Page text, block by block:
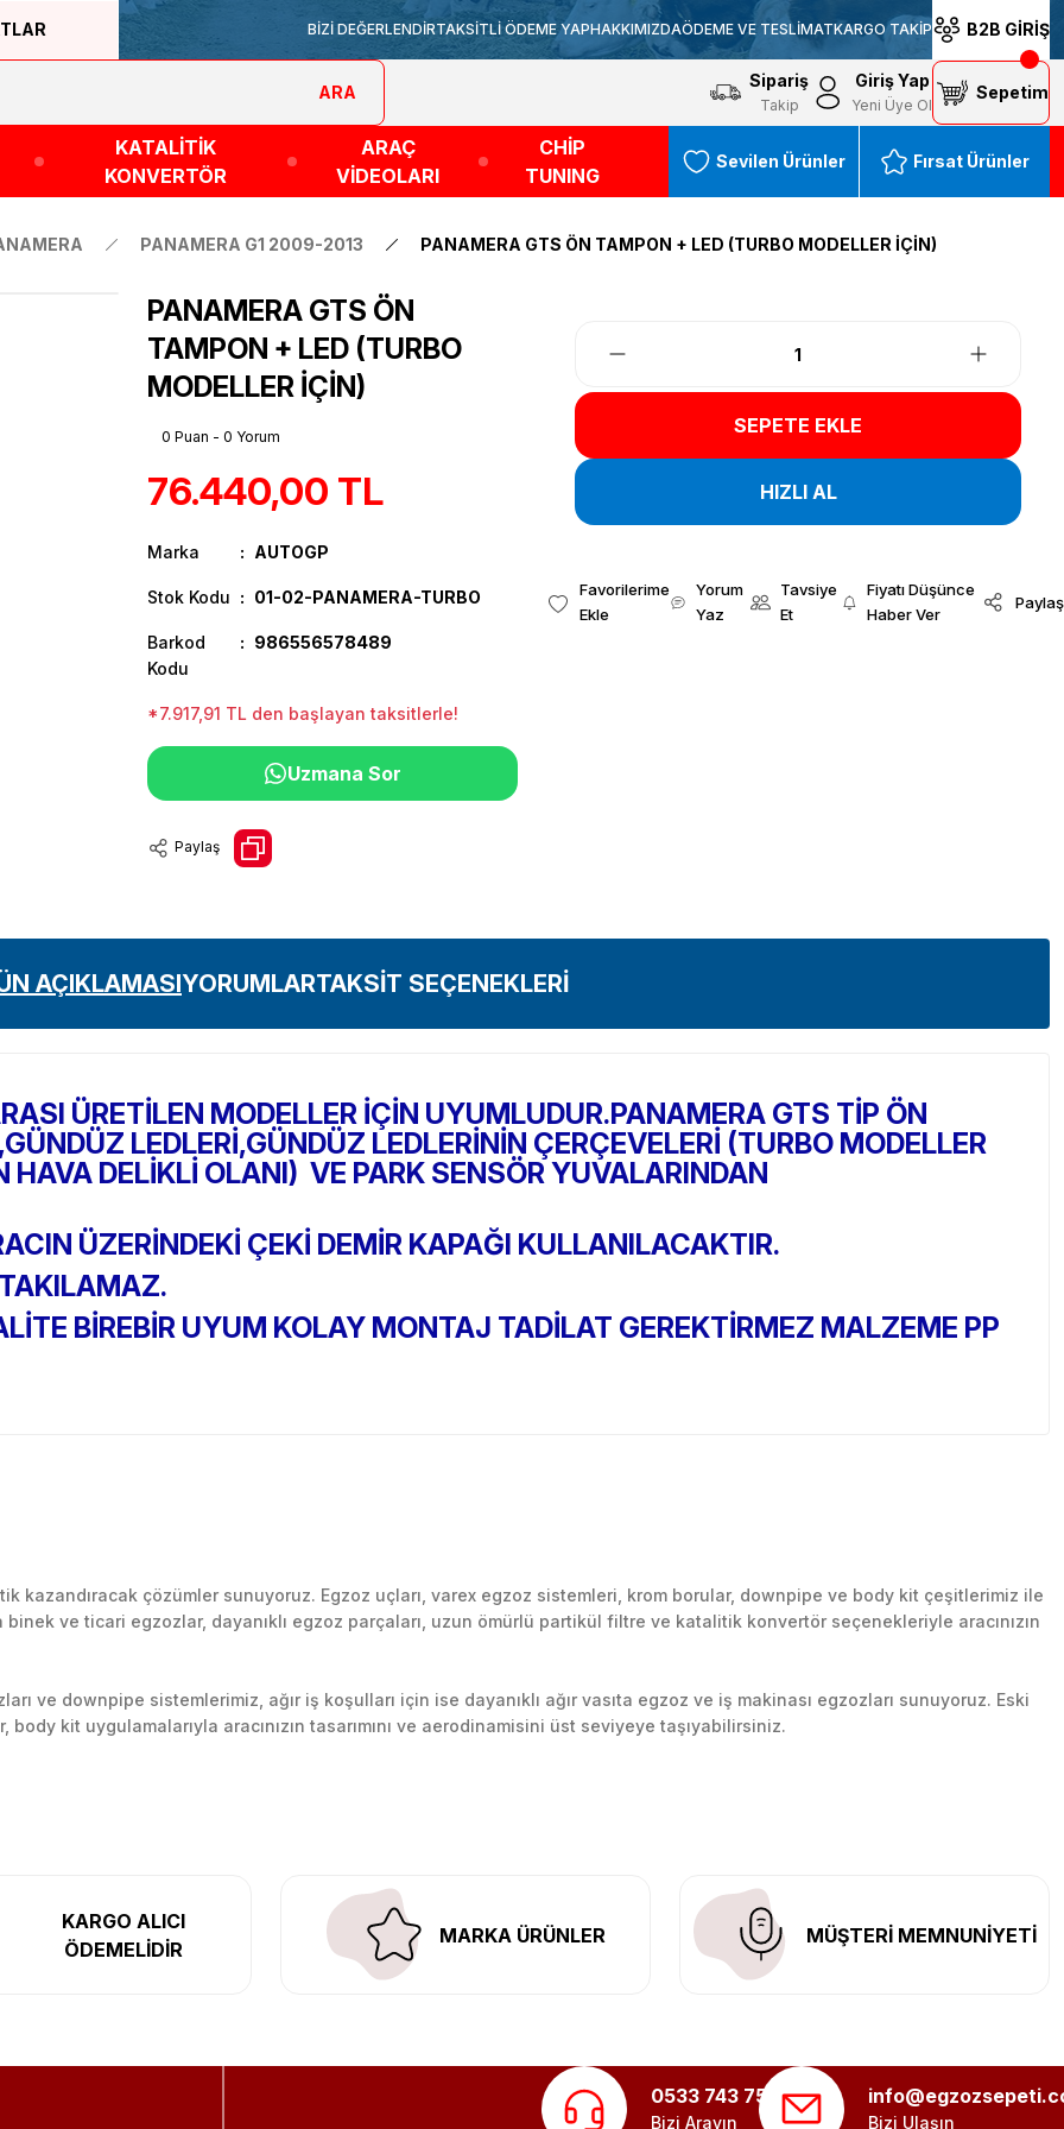
BİZİ DEĞERLENDİRTAKSİTLİ ÖDEME YAPHAKKIMIZDAÖDEME VE TESLİMATKARGO TAKİP B2B GİRİŞ
ARA
Sipariş
Takip
Giriş Yap
Yeni Üye Ol
Sepetim
KATALİTİK
KONVERTÖR
ARAÇ
VİDEOLARI
CHİP
TUNING
Sevilen Ürünler Fırsat Ürünler
PANAMERA G1 2009-2013 PANAMERA GTS ÖN TAMPON + LED (TURBO MODELLER İÇİN)
PANAMERA GTS ÖN
TAMPON + LED (TURBO
MODELLER İÇİN)
0 Puan - 0 Yorum
76.440,00 TL
Marka AUTOGP
Stok Kodu 01-02-PANAMERA-TURBO
Barkod
Kodu
986556578489
*7.917,91 TL den başlayan taksitlerle!
Uzmana Sor
Paylaş
SEPETE EKLE
HIZLI AL
Yorum
Yaz
Tavsiye
Et
Fiyatı Düşünce
Haber Ver
Paylaş
AÇIKLAMASIYORUMLARTAKSİT SEÇENEKLERİ
ÜRETİLEN MODELLER İÇİN UYUMLUDUR.PANAMERA GTS TİP ÖN
LEDLERİ,GÜNDÜZ LEDLERİNİN ÇERÇEVELERİ (TURBO MODELLER
HAVA DELİKLİ OLANI) VE PARK SENSÖR YUVALARINDAN
ÜZERİNDEKİ ÇEKİ DEMİR KAPAĞI KULLANILACAKTIR.
BİREBİR UYUM KOLAY MONTAJ TADİLAT GEREKTİRMEZ MALZEME PP
Yorum Yaz
kazandıracak çözümler sunuyoruz. Egzoz uçları, varex egzoz sistemleri, krom borular, downpipe ve body kit çeşitlerimiz ile
ve ticari egzozlar, dayanıklı egzoz parçaları, uzun ömürlü partikül filtre ve katalitik konvertör seçenekleriyle aracınızın
ve downpipe sistemlerimiz, ağır iş koşulları için ise dayanıklı ağır vasıta egzoz ve iş makinası egzozları sunuyoruz. Eski
kit uygulamalarıyla aracınızın tasarımını ve aerodinamisini üst seviyeye taşıyabilirsiniz.
KARGO ALICI
ÖDEMELİDİR
MARKA ÜRÜNLER MÜŞTERİ MEMNUNİYETİ
0533 743 75 56
Bizi Arayın Bizi Ulaşın